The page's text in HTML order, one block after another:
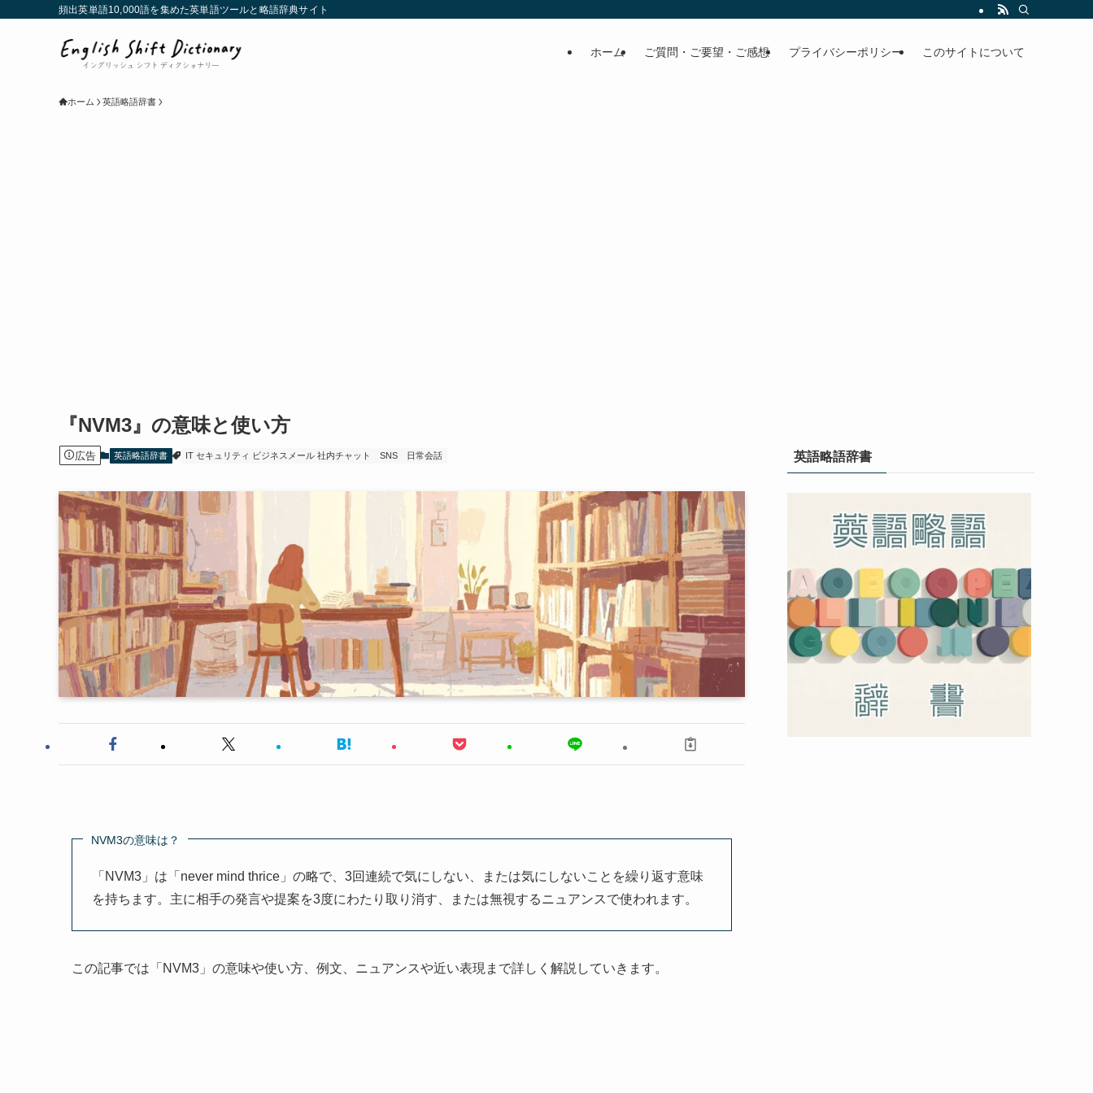
頻出英単語10,000語を集めた英単語ツールと略語辞典サイト
ホーム ご質問・ご要望・ご感想 プライバシーポリシー このサイトについて
ホーム 英語略語辞書
『NVM3』の意味と使い方
広告 英語略語辞書 IT セキュリティ ビジネスメール 社内チャット SNS 日常会話
NVM3の意味は？
「NVM3」は「never mind thrice」の略で、3回連続で気にしない、または気にしないことを繰り返す意味
を持ちます。主に相手の発言や提案を3度にわたり取り消す、または無視するニュアンスで使われます。
この記事では「NVM3」の意味や使い方、例文、ニュアンスや近い表現まで詳しく解説していきます。
英語略語辞書